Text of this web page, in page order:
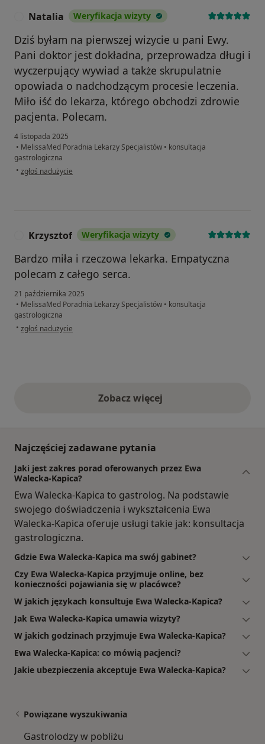
Natalia Weryfikacja wizyty
Dziś byłam na pierwszej wizycie u pani Ewy.
Pani doktor jest dokładna, przeprowadza długi i
wyczerpujący wywiad a także skrupulatnie
opowiada o nadchodzącym procesie leczenia.
Miło iść do lekarza, którego obchodzi zdrowie
pacjenta. Polecam.
4 listopada 2025
• MelissaMed Poradnia Lekarzy Specjalistów • konsultacja
gastrologiczna
• w opinii użytkownika Natalia
zgłoś nadużycie
Krzysztof Weryfikacja wizyty
Bardzo miła i rzeczowa lekarka. Empatyczna
polecam z całego serca.
21 października 2025
• MelissaMed Poradnia Lekarzy Specjalistów • konsultacja
gastrologiczna
• w opinii użytkownika Krzysztof
zgłoś nadużycie
Zobacz więcejopinie powyżej
Najczęściej zadawane pytania
Jaki jest zakres porad oferowanych przez Ewa
Walecka-Kapica?
Ewa Walecka-Kapica to gastrolog. Na podstawie
swojego doświadczenia i wykształcenia Ewa
Walecka-Kapica oferuje usługi takie jak: konsultacja
gastrologiczna.
Gdzie Ewa Walecka-Kapica ma swój gabinet?
Czy Ewa Walecka-Kapica przyjmuje online, bez
konieczności pojawiania się w placówce?
W jakich językach konsultuje Ewa Walecka-Kapica?
Jak Ewa Walecka-Kapica umawia wizyty?
W jakich godzinach przyjmuje Ewa Walecka-Kapica?
Ewa Walecka-Kapica: co mówią pacjenci?
Jakie ubezpieczenia akceptuje Ewa Walecka-Kapica?
Powiązane wyszukiwania
Gastrolodzy w pobliżu